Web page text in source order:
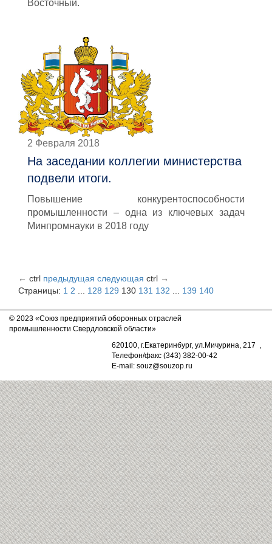
Восточный.
2 Февраля 2018
На заседании коллегии министерства
подвели итоги.
Повышение конкурентоспособности
промышленности – одна из ключевых задач
Минпромнауки в 2018 году
← ctrl предыдущая следующая ctrl →
Страницы: 1 2 128 129 130 131 132 139 140
© 2023 «Союз предприятий оборонных отраслей
промышленности Свердловской области»
620100, г.Екатеринбург, ул.Мичурина, 217 ,
Телефон/факс (343) 382-00-42
E-mail: souz@souzop.ru